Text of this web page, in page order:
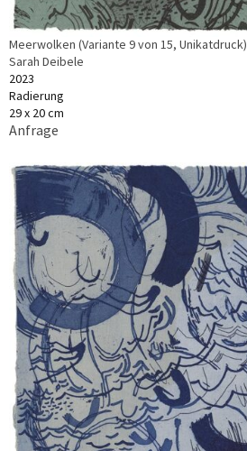
Meerwolken (Variante 9 von 15, Unikatdruck)
Sarah Deibele
2023
Radierung
29 x 20 cm
Anfrage